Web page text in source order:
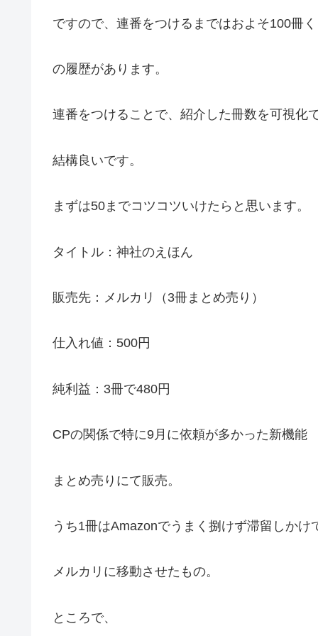
ですので、連番をつけるまではおよそ100冊く
の履歴があります。
連番をつけることで、紹介した冊数を可視化
結構良いです。
まずは50までコツコツいけたらと思います。
タイトル：神社のえほん
販売先：メルカリ（3冊まとめ売り）
仕入れ値：500円
純利益：3冊で480円
CPの関係で特に9月に依頼が多かった新機能
まとめ売りにて販売。
うち1冊はAmazonでうまく捌けず滞留しかけ
メルカリに移動させたもの。
ところで、